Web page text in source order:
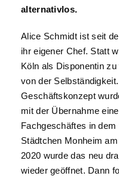
alternativlos.
Alice Schmidt ist seit
ihr eigener Chef. Statt
Köln als Disponentin
von der
Geschäftskonzept
mit der Übernahme
Fachgeschäftes in
Städtchen Monheim
2020 wurde das neu
wieder geöffnet. Dann